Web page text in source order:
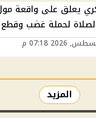
يعلق على واقعة
لحملة غضب
المزيد